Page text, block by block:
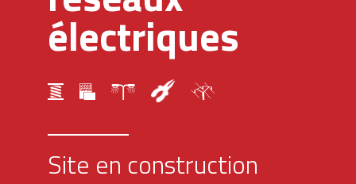
électriques
Site en construction